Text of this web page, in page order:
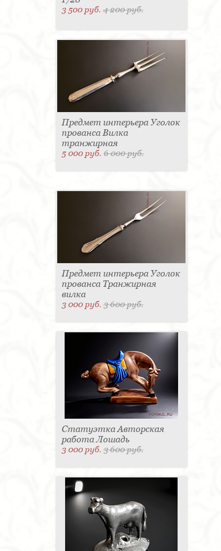
3 500 руб.4 200 руб.
Предмет интерьера Уголок
прованса Вилка
транжирная
5 000 руб.6 000 руб.
Предмет интерьера Уголок
прованса Транжирная
вилка
3 000 руб.3 600 руб.
Статуэтка Авторская
работа Лошадь
3 000 руб.3 600 руб.